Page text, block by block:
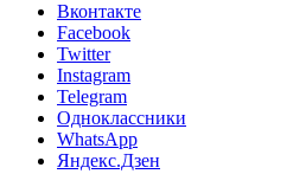
Вконтакте
Facebook
Twitter
Instagram
Telegram
Одноклассники
WhatsApp
Яндекс.Дзен